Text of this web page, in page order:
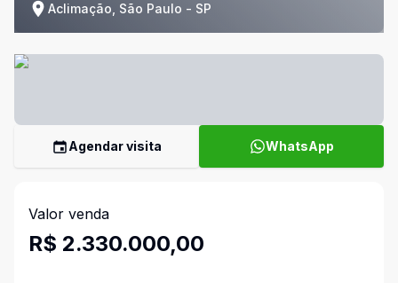
Aclimação, São Paulo - SP
Agendar visita WhatsApp
Valor venda
R$ 2.330.000,00